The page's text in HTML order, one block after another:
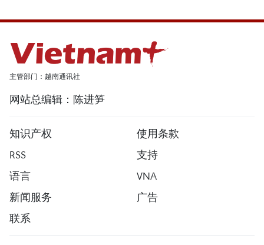
主管部门：越南通讯社
网站总编辑：陈进笋
知识产权
使用条款
RSS
支持
语言
VNA
新闻服务
广告
联系